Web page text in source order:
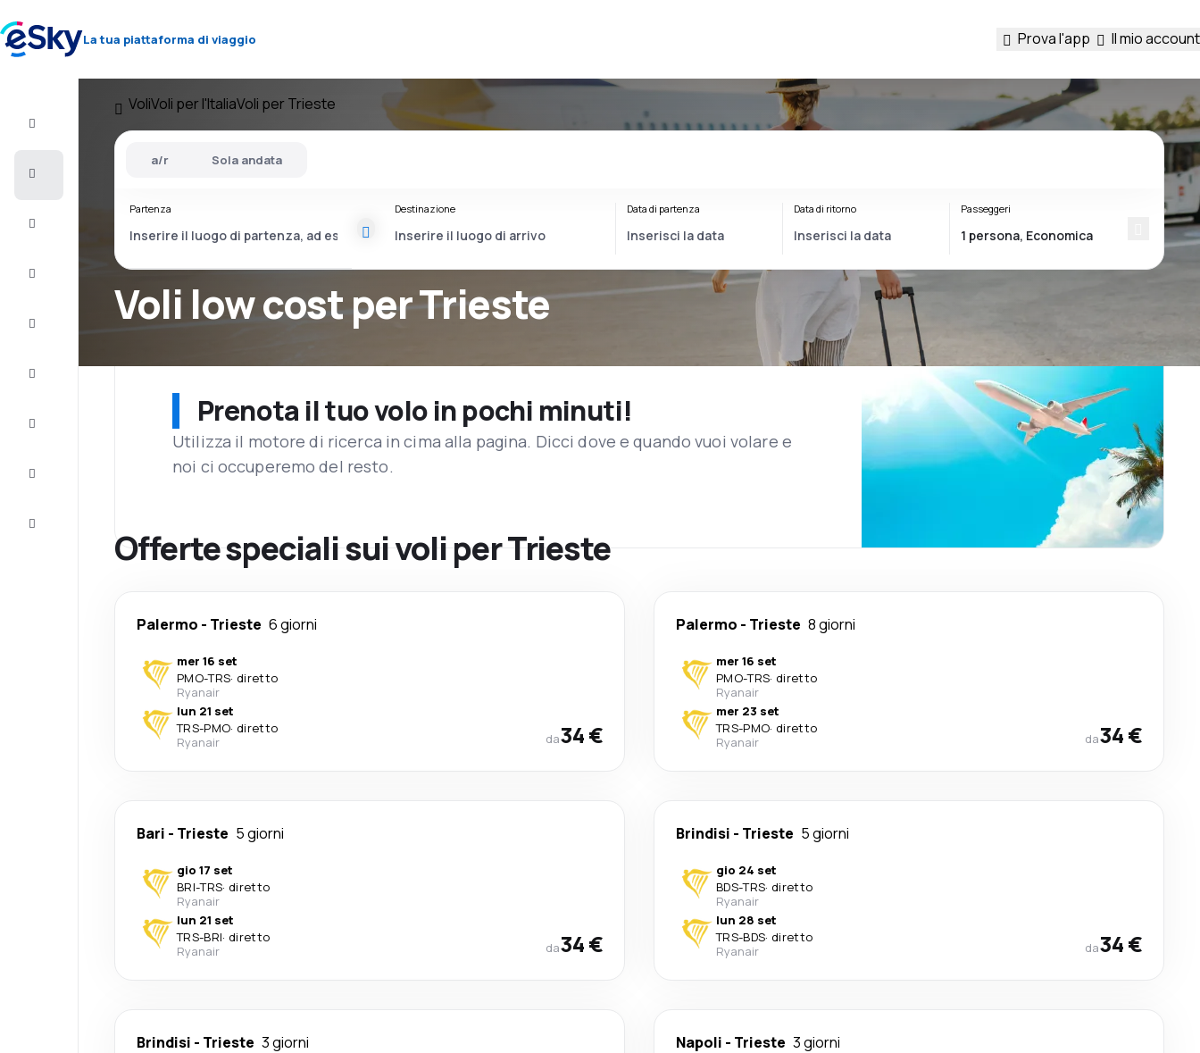
La tua piattaforma di viaggio Prova l'app Il mio account
VoliVoli per l'ItaliaVoli per Trieste
Voli low cost per Trieste
a/r Sola andata
Partenza Destinazione Data di partenza Data di ritorno Passeggeri
Prenota il tuo volo in pochi minuti!
Utilizza il motore di ricerca in cima alla pagina. Dicci dove e quando vuoi volare e
noi ci occuperemo del resto.
Offerte speciali sui voli per Trieste
Palermo - Trieste 6 giorni
mer 16 set
PMO-TRS· diretto
Ryanair
lun 21 set
TRS-PMO· diretto
Ryanair
da34 €
Palermo - Trieste 8 giorni
mer 16 set
PMO-TRS· diretto
Ryanair
mer 23 set
TRS-PMO· diretto
Ryanair
da34 €
Bari - Trieste 5 giorni
gio 17 set
BRI-TRS· diretto
Ryanair
lun 21 set
TRS-BRI· diretto
Ryanair
da34 €
Brindisi - Trieste 5 giorni
gio 24 set
BDS-TRS· diretto
Ryanair
lun 28 set
TRS-BDS· diretto
Ryanair
da34 €
Brindisi - Trieste 3 giorni Napoli - Trieste 3 giorni